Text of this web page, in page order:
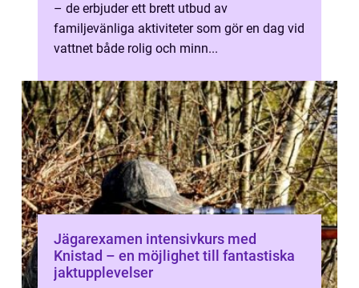
– de erbjuder ett brett utbud av
familjevänliga aktiviteter som gör en dag vid
vattnet både rolig och minn...
Jägarexamen intensivkurs med
Knistad – en möjlighet till fantastiska
jaktupplevelser